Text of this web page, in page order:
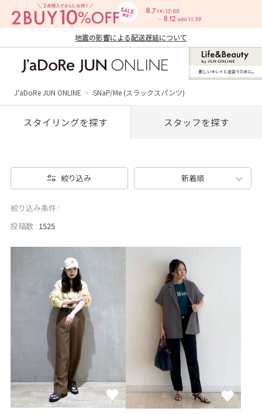
地震の影響による配送遅延について
ン オンライン）
新しいキレイと出合うために。
J'aDoRe JUN ONLINE SNaP/Me (スラックスパンツ)
スタイリングを探す スタッフを探す
絞り込み 新着順
絞り込み条件 :
投稿数 : 1525